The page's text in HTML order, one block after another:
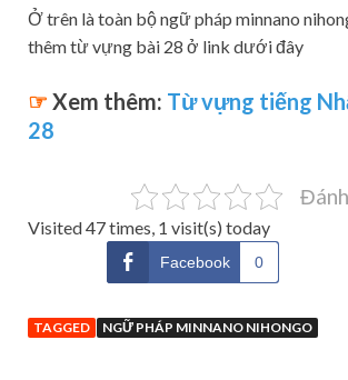
Ở trên là toàn bộ ngữ pháp minnano
thêm từ vựng bài 28 ở link dưới đây
☞ Xem thêm: Từ vựng tiếng
28
Visited 47 times, 1 visit(s) today
Facebook 0
TAGGED NGỮ PHÁP MINNANO NIHONGO